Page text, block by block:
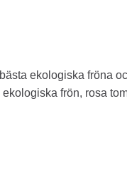
ekologiska fröna
frön, rosa